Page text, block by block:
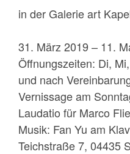
in der Galerie art
31. März 2019 – 11.
Öffnungszeiten: Di,
und nach
Vernissage am
Laudatio für Marco
Musik: Fan Yu am
Teichstraße 7, 04435